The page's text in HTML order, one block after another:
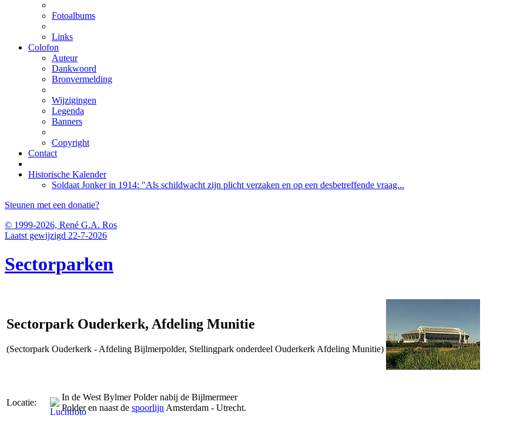
Fotoalbums
Links
Colofon
Auteur
Dankwoord
Bronvermelding
Wijzigingen
Legenda
Banners
Copyright
Contact
Historische Kalender
Soldaat Jonker in 1914: "Als schildwacht zijn plicht verzaken en op een desbetreffende vraag...
Steunen met een donatie?
© 1999-2026, René G.A. Ros
Laatst gewijzigd 22-7-2026
Sectorparken
Sectorpark Ouderkerk, Afdeling Munitie
(Sectorpark Ouderkerk - Afdeling Bijlmerpolder, Stellingpark onderdeel Ouderkerk Afdeling Munitie)
Locatie:
In de West Bylmer Polder nabij de Bijlmermeer
Polder en naast de spoorlijn Amsterdam - Utrecht.